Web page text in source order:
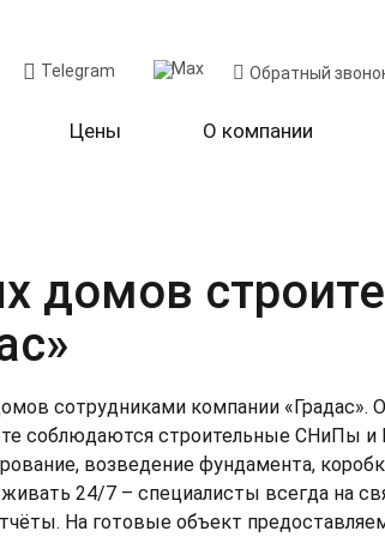
Telegram Max Обратный
Цены О компании
домов
сотрудниками компании «Градас».
соблюдаются строительные СНиПы
возведение фундамента,
24/7 – специалисты всегда на
На готовые объект
кирпич
Строительство
Фундамент
Стены
Кровля
Дом в Косыревке
Строительство